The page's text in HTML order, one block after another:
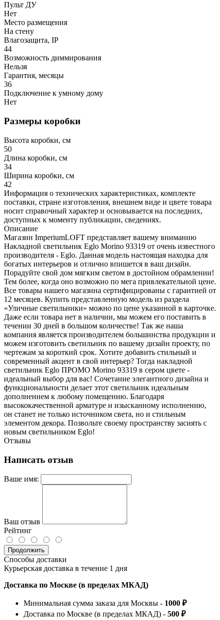
Пульт ДУ
Нет
Место размещения
На стену
Влагозащита, IP
44
Возможность диммирования
Нельзя
Гарантия, месяцы
36
Подключение к умному дому
Нет
Размеры коробки
Высота коробки, см
50
Длина коробки, см
34
Ширина коробки, см
42
Информация о технических характеристиках, комплекте
поставки, стране изготовления, внешнем виде и цвете товара
носит справочный характер и основывается на последних,
доступных к моменту публикации, сведениях.
Описание
Магазин ImperiumLOFT представляет вашему вниманию
Накладной светильник Eglo Morino 93319 от очень известного
производителя - Eglo. Данная модель настоящая находка для
богатых интерьеров и отлично впишется в ваш дизайн.
Порадуйте свой дом мягким светом в достойном обрамлении!
Тем более, когда оно возможно по мега привлекательной цене.
Все товары нашего магазина сертифицированы с гарантией от
12 месяцев. Купить представленную модель из раздела
«Уличные светильники» можно по цене указанной в карточке.
Даже если товара нет в наличии, мы можем его поставить в
течении 30 дней в большом количестве! Так же наша
компания является производителем большинства продукции и
можем изготовить светильник по вашему дизайн проекту, по
чертежам за короткий срок. Хотите добавить стильный и
современный акцент в свой интерьер? Тогда накладной
светильник Eglo ПРОМО Morino 93319 в сером цвете -
идеальный выбор для вас! Сочетание элегантного дизайна и
функциональности делает этот светильник идеальным
дополнением к любому помещению. Благодаря
высококачественной арматуре и изысканному исполнению,
он станет не только источником света, но и стильным
элементом декора. Позвольте своему пространству засиять с
новым светильником Eglo!
Отзывы
Написать отзыв
Ваше имя:
Ваш отзыв
Рейтинг
Продолжить
Способы доставки
Курьерская доставка в течение 1 дня
Доставка по Москве (в пределах МКАД)
Минимальная сумма заказа для Москвы - 1000 ₽
Доставка по Москве (в пределах МКАД) - 500 ₽